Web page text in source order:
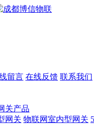
留言 在线反馈 联系我们
关产品
网关 物联网室内型网关